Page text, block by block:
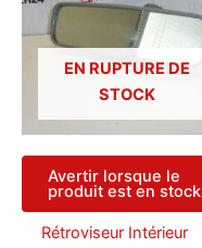
EN RUPTURE DE
STOCK
Avertir lorsque le
produit est en stock
Rétroviseur Intérieur